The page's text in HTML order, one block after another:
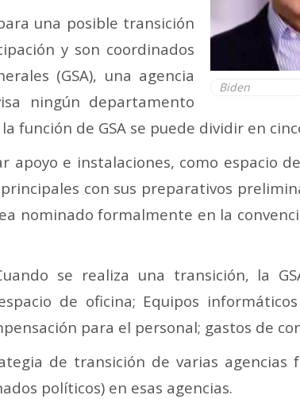
Biden
una posible transición
y son coordinados
(GSA), una agencia
ningún departamento
función de GSA se puede dividir en
apoyo e instalaciones, como espacio
con sus preparativos
nominado formalmente en la
se realiza una transición, la
de oficina; Equipos
para el personal; gastos de
de transición de varias
políticos) en esas agencias.